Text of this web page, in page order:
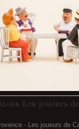
Les joueurs
- Les joueurs de